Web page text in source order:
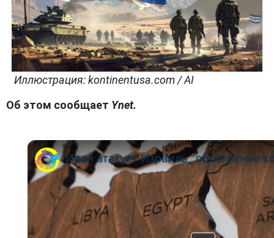
Иллюстрация: kontinentusa.com / AI
Об этом сообщает Ynet.